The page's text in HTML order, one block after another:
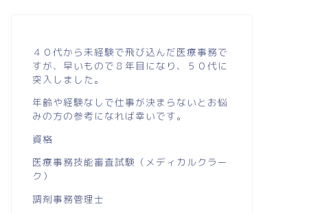
４０代から未経験で飛び込んだ医療事務で
すが、早いもので８年目になり、５０代に
突入しました。
年齢や経験なしで仕事が決まらないとお悩
みの方の参考になれば幸いです。
資格
医療事務技能審査試験（メディカルクラー
ク）
調剤事務管理士